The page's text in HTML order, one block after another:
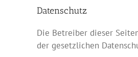
Datenschutz
Die Betreiber dieser
der gesetzlichen